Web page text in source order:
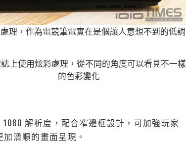
理，作為電競筆電實在是個讓人意想不到的低調
上使用炫彩處理，從不同的角度可以看見不一樣
的色彩變化
1080 解析度，配合窄邊框設計，可加強玩家
滑順的畫面呈現。